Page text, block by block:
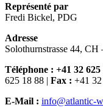
Représenté par
Fredi Bickel, PDG
Adresse
Solothurnstrasse 44, CH
Téléphone : +41 32
625 18 88 | Fax : +41
E-Mail : info@atlantic-